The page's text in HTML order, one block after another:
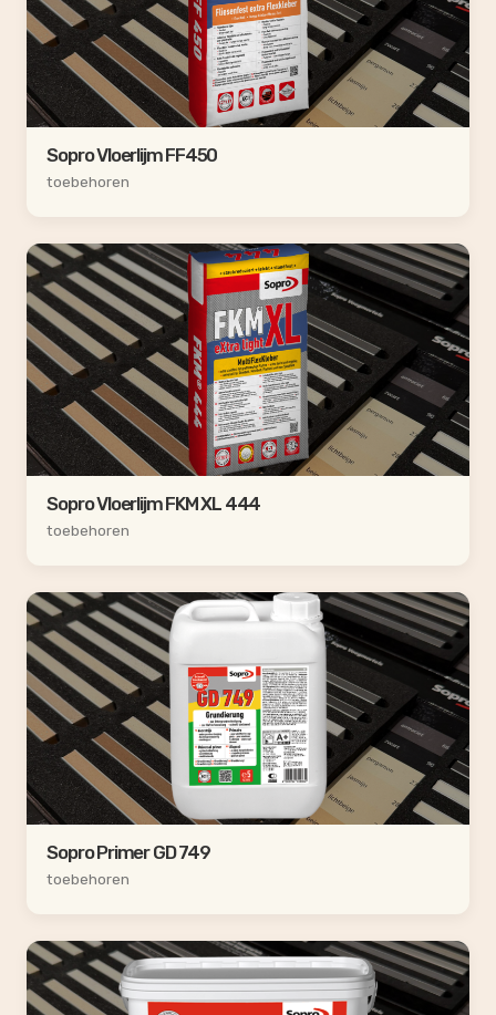
Sopro Vloerlijm FF450
toebehoren
Sopro Vloerlijm FKM XL 444
toebehoren
Sopro Primer GD 749
toebehoren